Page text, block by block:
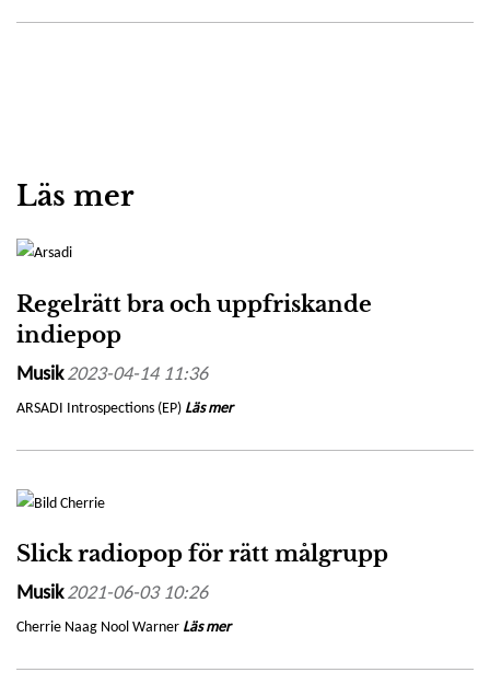
Läs mer
Regelrätt bra och uppfriskande
indiepop
Musik2023-04-14 11:36
ARSADI Introspections (EP) Läs mer
Slick radiopop för rätt målgrupp
Musik2021-06-03 10:26
Cherrie Naag Nool Warner Läs mer